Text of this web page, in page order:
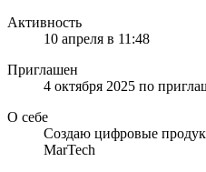
Активность
10 апреля в 11:48
Приглашен
4 октября 2025 по
О себе
Создаю цифровые
MarTech